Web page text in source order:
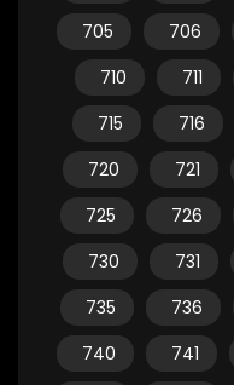
705
706
710
711
715
716
720
721
725
726
730
731
735
736
740
741